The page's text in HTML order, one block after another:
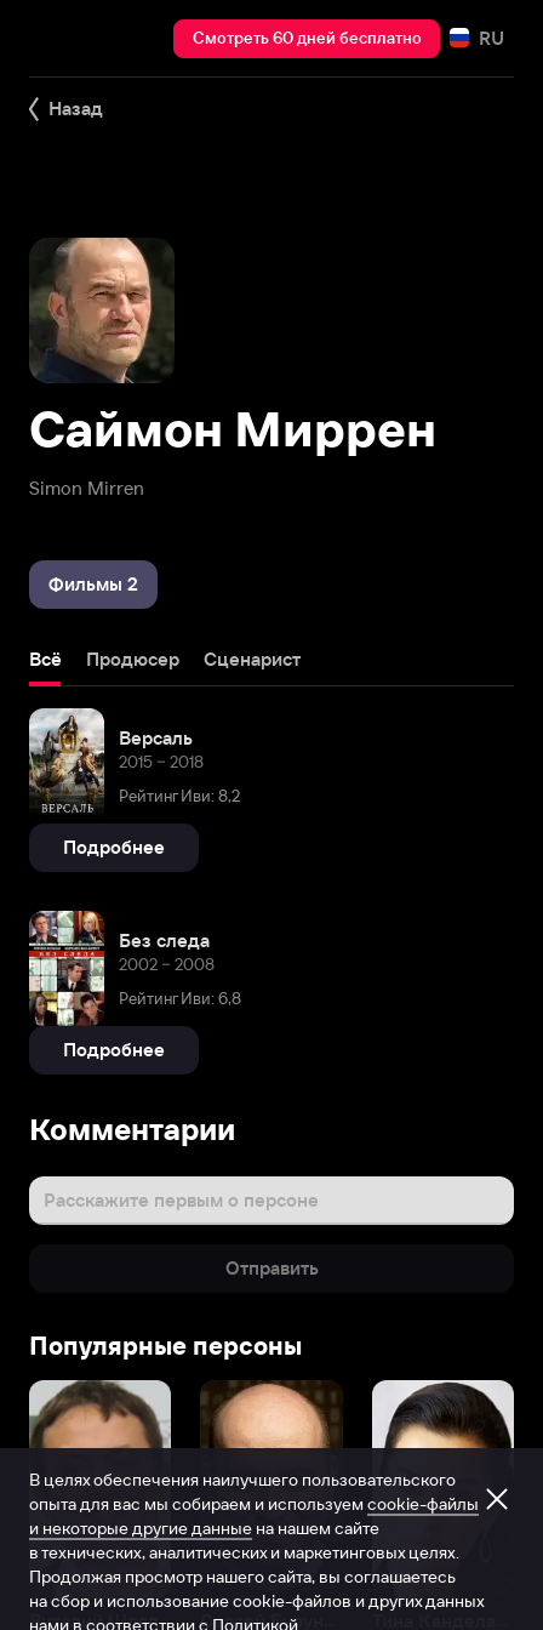
Смотреть 60 дней бесплатно RU
Назад
Simon Mirren
Саймон Миррен
Фильмы 2
Всё Продюсер Сценарист
Версаль
2015 – 2018
Рейтинг Иви: 8,2
Подробнее
Без следа
2002 – 2008
Рейтинг Иви: 6,8
Подробнее
Комментарии
Расскажите первым о персоне
Отправить
Популярные персоны
Виталий Шляппо
В целях обеспечения наилучшего пользовательского
опыта для вас мы собираем и используем cookie-файлы
и некоторые другие данные на нашем сайте
в технических, аналитических и маркетинговых целях.
Продолжая просмотр нашего сайта, вы соглашаетесь
на сбор и использование cookie-файлов и других данных
нами в соответствии с Политикой